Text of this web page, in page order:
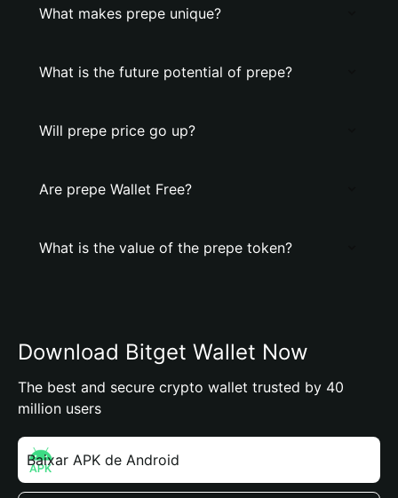
What makes prepe unique?
What is the future potential of prepe?
Will prepe price go up?
Are prepe Wallet Free?
What is the value of the prepe token?
Download Bitget Wallet Now
The best and secure crypto wallet trusted by 40
million users
Baixar APK de Android